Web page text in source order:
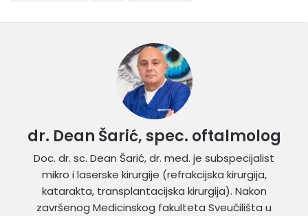
dr. Dean Šarić, spec. oftalmolog
Doc. dr. sc. Dean Šarić, dr. med. je subspecijalist
mikro i laserske kirurgije (refrakcijska kirurgija,
katarakta, transplantacijska kirurgija). Nakon
završenog Medicinskog fakulteta Sveučilišta u